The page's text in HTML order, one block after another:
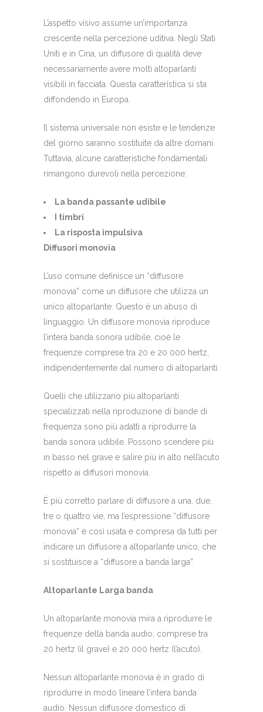
L’aspetto visivo assume un’importanza
crescente nella percezione uditiva. Negli Stati
Uniti e in Cina, un diffusore di qualità deve
necessariamente avere molti altoparlanti
visibili in facciata. Questa caratteristica si sta
diffondendo in Europa.
Il sistema universale non esiste e le tendenze
del giorno saranno sostituite da altre domani.
Tuttavia, alcune caratteristiche fondamentali
rimangono durevoli nella percezione:
La banda passante udibile
I timbri
La risposta impulsiva
Diffusori monovia
L’uso comune definisce un “diffusore
monovia” come un diffusore che utilizza un
unico altoparlante. Questo è un abuso di
linguaggio. Un diffusore monovia riproduce
l’intera banda sonora udibile, cioè le
frequenze comprese tra 20 e 20 000 hertz,
indipendentemente dal numero di altoparlanti.
Quelli che utilizzano più altoparlanti
specializzati nella riproduzione di bande di
frequenza sono più adatti a riprodurre la
banda sonora udibile. Possono scendere più
in basso nel grave e salire più in alto nell’acuto
rispetto ai diffusori monovia.
È più corretto parlare di diffusore a una, due,
tre o quattro vie, ma l’espressione “diffusore
monovia” è così usata e compresa da tutti per
indicare un diffusore a altoparlante unico, che
si sostituisce a “diffusore a banda larga”.
Altoparlante Larga banda
Un altoparlante monovia mira a riprodurre le
frequenze della banda audio, comprese tra
20 hertz (il grave) e 20 000 hertz (l’acuto).
Nessun altoparlante monovia è in grado di
riprodurre in modo lineare l’intera banda
audio. Nessun diffusore domestico di